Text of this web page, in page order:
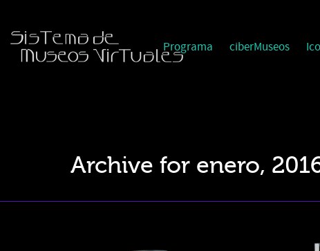
Programa ciberMuseos
Archive for enero,